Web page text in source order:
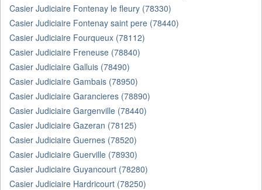
Casier Judiciaire Fontenay le fleury (78330)
Casier Judiciaire Fontenay saint pere (78440)
Casier Judiciaire Fourqueux (78112)
Casier Judiciaire Freneuse (78840)
Casier Judiciaire Galluis (78490)
Casier Judiciaire Gambais (78950)
Casier Judiciaire Garancieres (78890)
Casier Judiciaire Gargenville (78440)
Casier Judiciaire Gazeran (78125)
Casier Judiciaire Guernes (78520)
Casier Judiciaire Guerville (78930)
Casier Judiciaire Guyancourt (78280)
Casier Judiciaire Hardricourt (78250)